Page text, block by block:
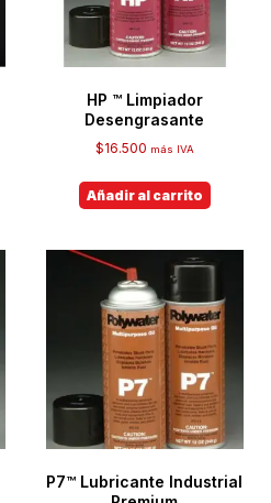
HP ™ Limpiador
Desengrasante
$16.500 más IVA
Añadir al carrito
P7™ Lubricante Industrial